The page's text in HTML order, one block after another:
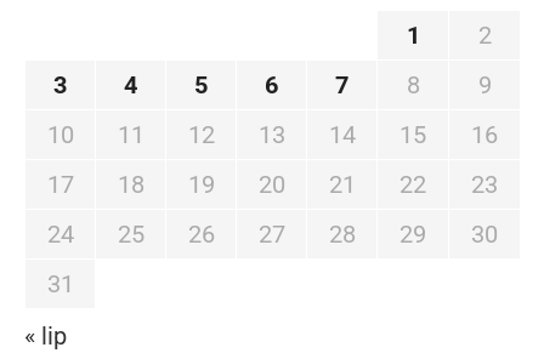
1
2
3
4 5 6 7 8
9
10
11 12 13 14 15
16
17
18 19 20 21 22
23
24
25 26 27 28 29
30
31
« lip